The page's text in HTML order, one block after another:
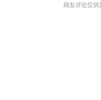
网友评论仅